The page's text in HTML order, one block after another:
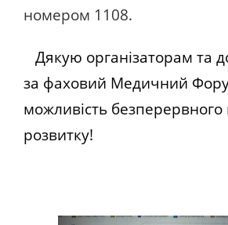
номером 1108.
Дякую організаторам та
за фаховий Медичний
можливість безперервного
розвитку!